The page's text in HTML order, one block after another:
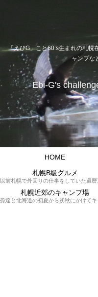
「えびG」こと60’s生まれの札幌
ャンプな
Ebi-G's
HOME
札幌B級グルメ
札幌近郊のキャンプ場